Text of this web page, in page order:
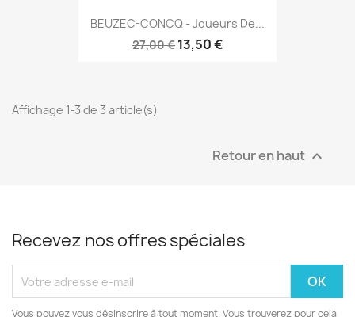
BEUZEC-CONCQ - Joueurs De...
27,00 € 13,50 €
Affichage 1-3 de 3 article(s)
Retour en haut 
Recevez nos offres spéciales
Vous pouvez vous désinscrire à tout moment. Vous trouverez pour cela